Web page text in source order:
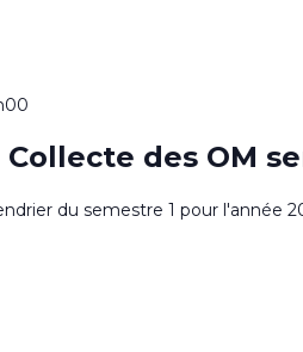
des OM
du semestre 1 pour l'année